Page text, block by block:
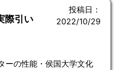
際引い
投稿日：
2022/10/29
ーの性能・侯国大学文化